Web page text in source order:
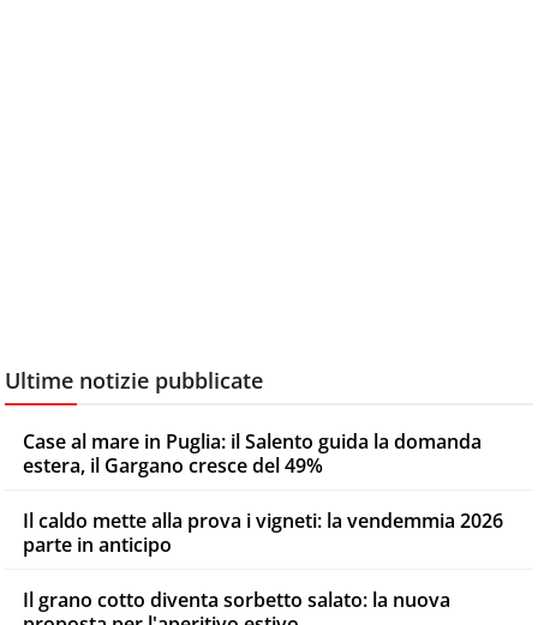
Ultime notizie pubblicate
Case al mare in Puglia: il Salento guida la domanda
estera, il Gargano cresce del 49%
Il caldo mette alla prova i vigneti: la vendemmia 2026
parte in anticipo
Il grano cotto diventa sorbetto salato: la nuova